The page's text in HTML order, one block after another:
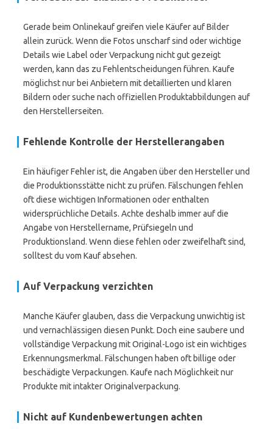
Gerade beim Onlinekauf greifen viele Käufer auf Bilder
allein zurück. Wenn die Fotos unscharf sind oder wichtige
Details wie Label oder Verpackung nicht gut gezeigt
werden, kann das zu Fehlentscheidungen führen. Kaufe
möglichst nur bei Anbietern mit detaillierten und klaren
Bildern oder suche nach offiziellen Produktabbildungen auf
den Herstellerseiten.
Fehlende Kontrolle der Herstellerangaben
Ein häufiger Fehler ist, die Angaben über den Hersteller und
die Produktionsstätte nicht zu prüfen. Fälschungen fehlen
oft diese wichtigen Informationen oder enthalten
widersprüchliche Details. Achte deshalb immer auf die
Angabe von Herstellername, Prüfsiegeln und
Produktionsland. Wenn diese fehlen oder zweifelhaft sind,
solltest du vom Kauf absehen.
Auf Verpackung verzichten
Manche Käufer glauben, dass die Verpackung unwichtig ist
und vernachlässigen diesen Punkt. Doch eine saubere und
vollständige Verpackung mit Original-Logo ist ein wichtiges
Erkennungsmerkmal. Fälschungen haben oft billige oder
beschädigte Verpackungen. Kaufe nach Möglichkeit nur
Produkte mit intakter Originalverpackung.
Nicht auf Kundenbewertungen achten